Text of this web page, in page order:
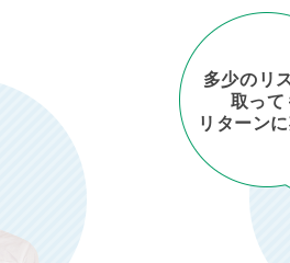
多少のリ
取って
リターンに
内株式
NISA
て投資枠）